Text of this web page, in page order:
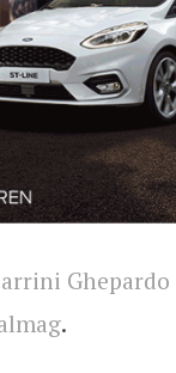
Ghepardo
.